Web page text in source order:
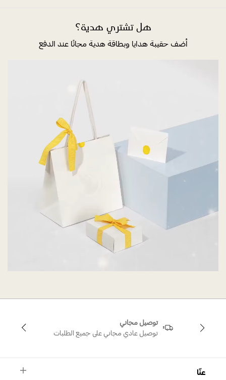
هل تشتري هدية؟
أضف حقيبة هدايا وبطاقة هدية مجانًا عند الدفع
توصيل مجاني
توصيل عادي مجاني على جميع الطلبات
عنّا